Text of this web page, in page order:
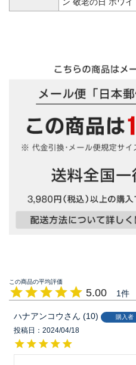
ン 敬老の日 ホワ
5.00 1
ハナアンコウ 10 購入者
投稿日
2024/04/18